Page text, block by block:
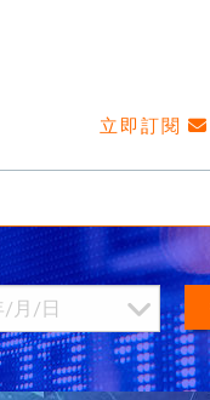
立即訂閱